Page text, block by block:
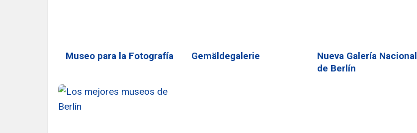
Museo para la Fotografía Gemäldegalerie
Nueva Galería Nacional
de Berlín